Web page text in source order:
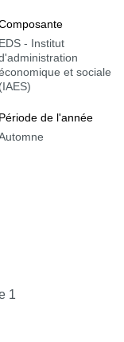
EDS - Institut
et sociale
(IAES)
Période de l'année
1